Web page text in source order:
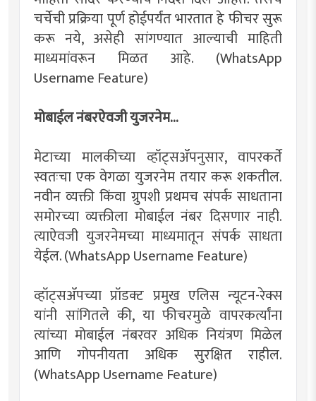
चर्चेची प्रक्रिया पूर्ण होईपर्यंत भारतात हे फीचर सुरू
करू नये, असेही सांगण्यात आल्याची माहिती
माध्यमांवरून मिळत आहे. (WhatsApp
Username Feature)
मोबाईल नंबरऐवजी युजरनेम...
मेटाच्या मालकीच्या व्हॉट्सॲपनुसार, वापरकर्ते
स्वतःचा एक वेगळा युजरनेम तयार करू शकतील.
नवीन व्यक्ती किंवा ग्रुपशी प्रथमच संपर्क साधताना
समोरच्या व्यक्तीला मोबाईल नंबर दिसणार नाही.
त्याऐवजी युजरनेमच्या माध्यमातून संपर्क साधता
येईल. (WhatsApp Username Feature)
व्हॉट्सॲपच्या प्रॉडक्ट प्रमुख एलिस न्यूटन-रेक्स
यांनी सांगितले की, या फीचरमुळे वापरकर्त्यांना
त्यांच्या मोबाईल नंबरवर अधिक नियंत्रण मिळेल
आणि गोपनीयता अधिक सुरक्षित राहील.
(WhatsApp Username Feature)